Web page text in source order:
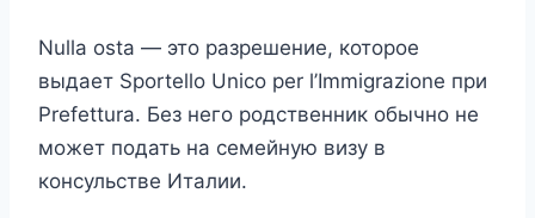
Nulla osta — это разрешение, которое
выдает Sportello Unico per l’Immigrazione при
Prefettura. Без него родственник обычно не
может подать на семейную визу в
консульстве Италии.